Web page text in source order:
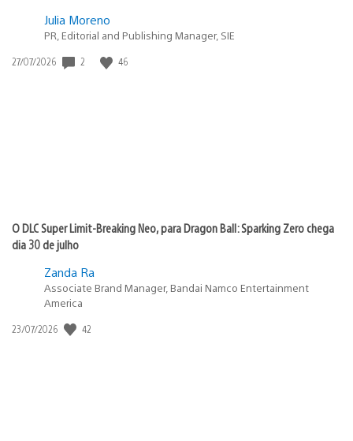
Julia Moreno
PR, Editorial and Publishing Manager, SIE
Data
27/07/2026 2 46
O DLC Super Limit-Breaking Neo, para Dragon Ball: Sparking Zero chega
dia 30 de julho
Zanda Ra
Associate Brand Manager, Bandai Namco Entertainment
America
Data
23/07/2026 42